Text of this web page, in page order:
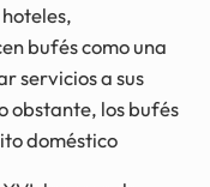
bufés como una
servicios a sus
obstante, los bufés
doméstico